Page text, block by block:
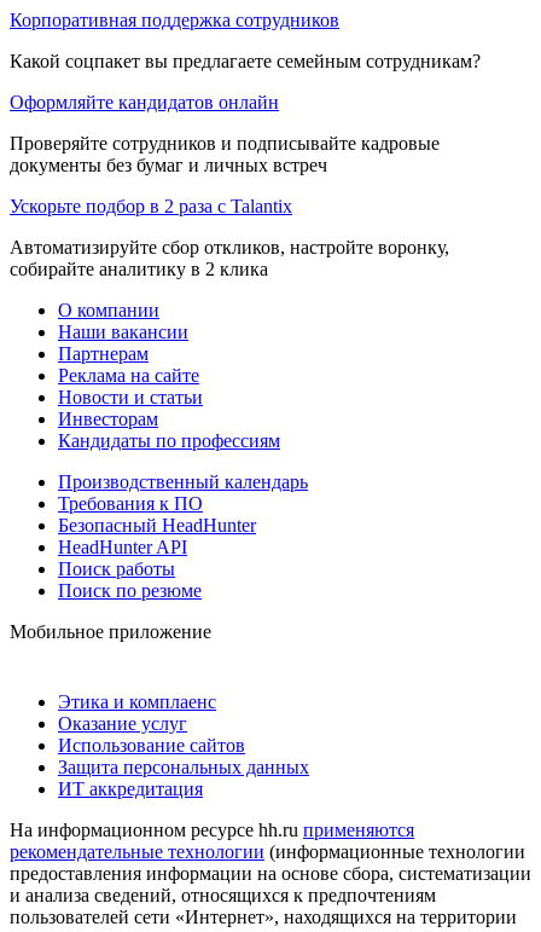
Корпоративная поддержка сотрудников
Какой соцпакет вы предлагаете семейным сотрудникам?
Оформляйте кандидатов онлайн
Проверяйте сотрудников и подписывайте кадровые
документы без бумаг и личных встреч
Ускорьте подбор в 2 раза с Talantix
Автоматизируйте сбор откликов, настройте воронку,
собирайте аналитику в 2 клика
О компании
Наши вакансии
Партнерам
Реклама на сайте
Новости и статьи
Инвесторам
Кандидаты по профессиям
Производственный календарь
Требования к ПО
Безопасный HeadHunter
HeadHunter API
Поиск работы
Поиск по резюме
Мобильное приложение
Этика и комплаенс
Оказание услуг
Использование сайтов
Защита персональных данных
ИТ аккредитация
На информационном ресурсе hh.ru применяются
рекомендательные технологии (информационные технологии
предоставления информации на основе сбора, систематизации
и анализа сведений, относящихся к предпочтениям
пользователей сети «Интернет», находящихся на территории